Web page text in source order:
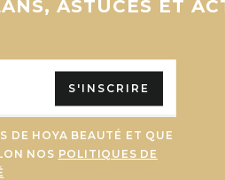
ASTUCES ET
S'INSCRIRE
DE HOYA BEAUTÉ ET QUE
NOS POLITIQUES DE